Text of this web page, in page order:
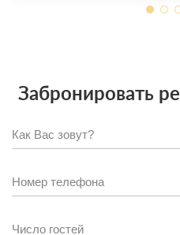
Забронировать